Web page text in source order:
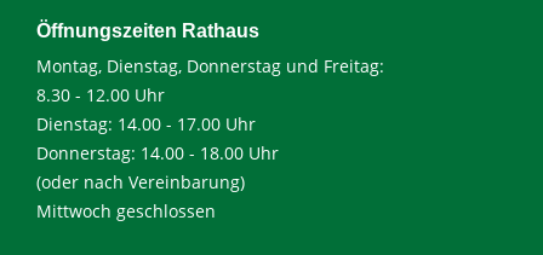
Öffnungszeiten Rathaus
Montag, Dienstag, Donnerstag und Freitag:
8.30 - 12.00 Uhr
Dienstag: 14.00 - 17.00 Uhr
Donnerstag: 14.00 - 18.00 Uhr
(oder nach Vereinbarung)
Mittwoch geschlossen